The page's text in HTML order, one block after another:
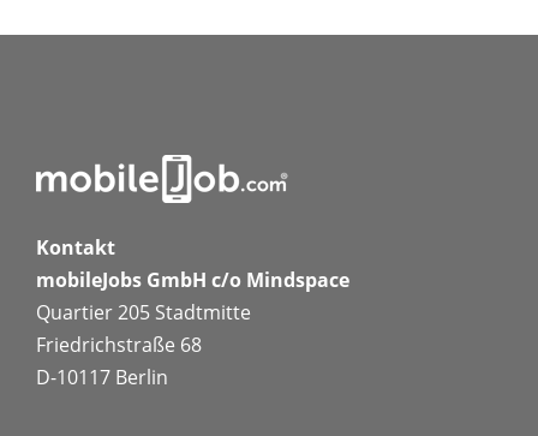
Kontakt
mobileJobs GmbH c/o Mindspace
Quartier 205 Stadtmitte
Friedrichstraße 68
D-10117 Berlin